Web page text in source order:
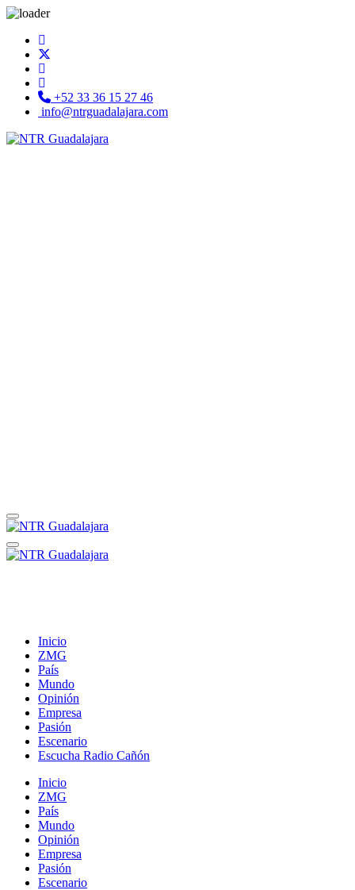
+52 33 36 15 27 46
info@ntrguadalajara.com
Inicio
ZMG
País
Mundo
Opinión
Empresa
Pasión
Escenario
Escucha Radio Cañón
Inicio
ZMG
País
Mundo
Opinión
Empresa
Pasión
Escenario